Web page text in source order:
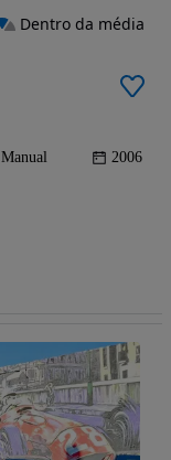
Manual 2006
Dentro da média